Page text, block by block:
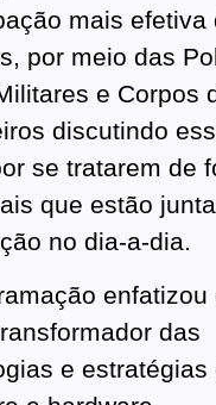
mais efetiva
por meio das
e Corpos
discutindo
se tratarem de
que estão
no dia-a-dia.
enfatizou
das
e estratégias